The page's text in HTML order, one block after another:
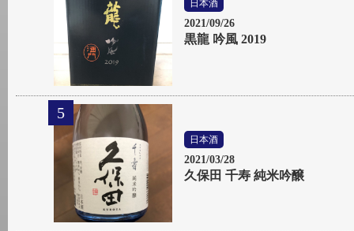
日本酒
2021/09/26
黒龍 吟風 2019
日本酒
2021/03/28
久保田 千寿 純米吟醸